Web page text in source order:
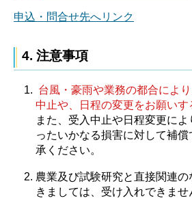
申込・問合せ先へリンク
4. 注意事項
台風・豪雨や業務の都合によ
中止や、日程の変更をお願いす
また、受入中止や日程変更に
ったいかなる損害に対して補
承ください。
農業及び試験研究と直接関連
きましては、受け入れできませ